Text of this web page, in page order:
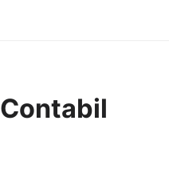
Contabil